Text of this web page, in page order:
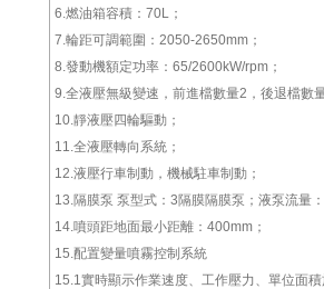
6.燃油箱容積：70L；
7.輪距可調範圍：2050-2650mm；
8.發動機額定功率：65/2600kW/rpm；
9.全液壓無級變速，前進檔數量2，後退檔數
10.靜液壓四輪驅動；
11.全液壓轉向系統；
12.液壓行車制動，機械駐車制動；
13.隔膜泵 泵型式：3隔膜隔膜泵；液泵流量
14.噴頭距地面最小距離：400mm；
15.配置變量噴霧控制系統
15.1實時顯示作業速度、工作壓力、單位面積